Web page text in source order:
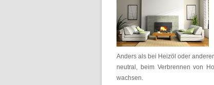
Anders als bei Heizöl oder
neutral, beim Verbrennen von
wachsen.